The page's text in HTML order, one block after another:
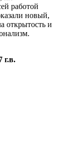
работой
новый,
открытость и
г.в.